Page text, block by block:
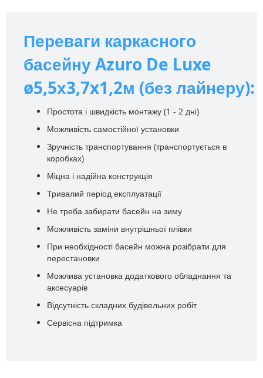
Переваги каркасного
басейну Azuro De Luxe
ø5,5х3,7x1,2м (без лайнеру):
Простота і швидкість монтажу (1 - 2 дні)
Можливість самостійної установки
Зручність транспортування (транспортується в
коробках)
Міцна і надійна конструкція
Тривалий період експлуатації
Не треба забирати басейн на зиму
Можливість заміни внутрішньої плівки
При необхідності басейн можна розібрати для
перестановки
Можлива установка додаткового обладнання та
аксесуарів
Відсутність складних будівельних робіт
Сервісна підтримка